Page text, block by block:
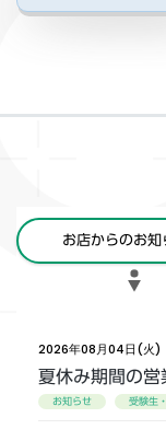
お店からのお知
2026年08月04日(火)
夏休み期間の
お知らせ 受験生